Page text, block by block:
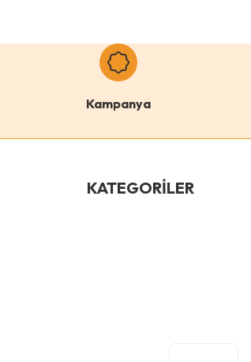
Kampanya
KATEGORİLER